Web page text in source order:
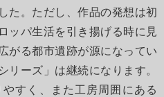
た。ただし、作品の発想は初
ッパ生活を引き揚げる時に見
がる都市遺跡が源になってい
リーズ」は継続になります。
すく、また工房周囲にある